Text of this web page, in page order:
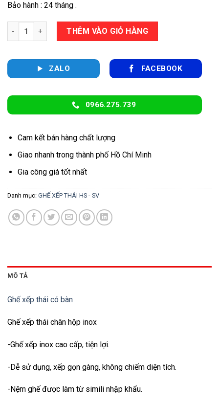
Bảo hành : 24 tháng .
Ghế xếp thái có bàn số lượngTHÊM VÀO GIỎ HÀNG
ZALO FACEBOOK
0966.275.739
Cam kết bán hàng chất lượng
Giao nhanh trong thành phố Hồ Chí Minh
Gia công giá tốt nhất
Danh mục: GHẾ XẾP THÁI HS - SV
MÔ TẢ
Ghế xếp thái có bàn
Ghế xếp thái chân hộp inox
-Ghế xếp inox cao cấp, tiện lợi.
-Dễ sử dụng, xếp gọn gàng, không chiếm diện tích.
-Nệm ghế được làm từ simili nhập khẩu.